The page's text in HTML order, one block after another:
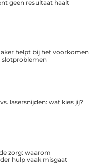
geen resultaat haalt
helpt bij het voorkomen
lasersnijden: wat kies jij?
zorg: waarom
hulp vaak misgaat